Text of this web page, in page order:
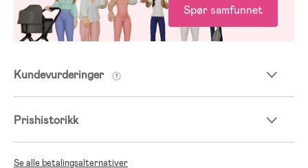
Spør samfunnet
Kundevurderinger
Prishistorikk
Se alle betalingsalternativer